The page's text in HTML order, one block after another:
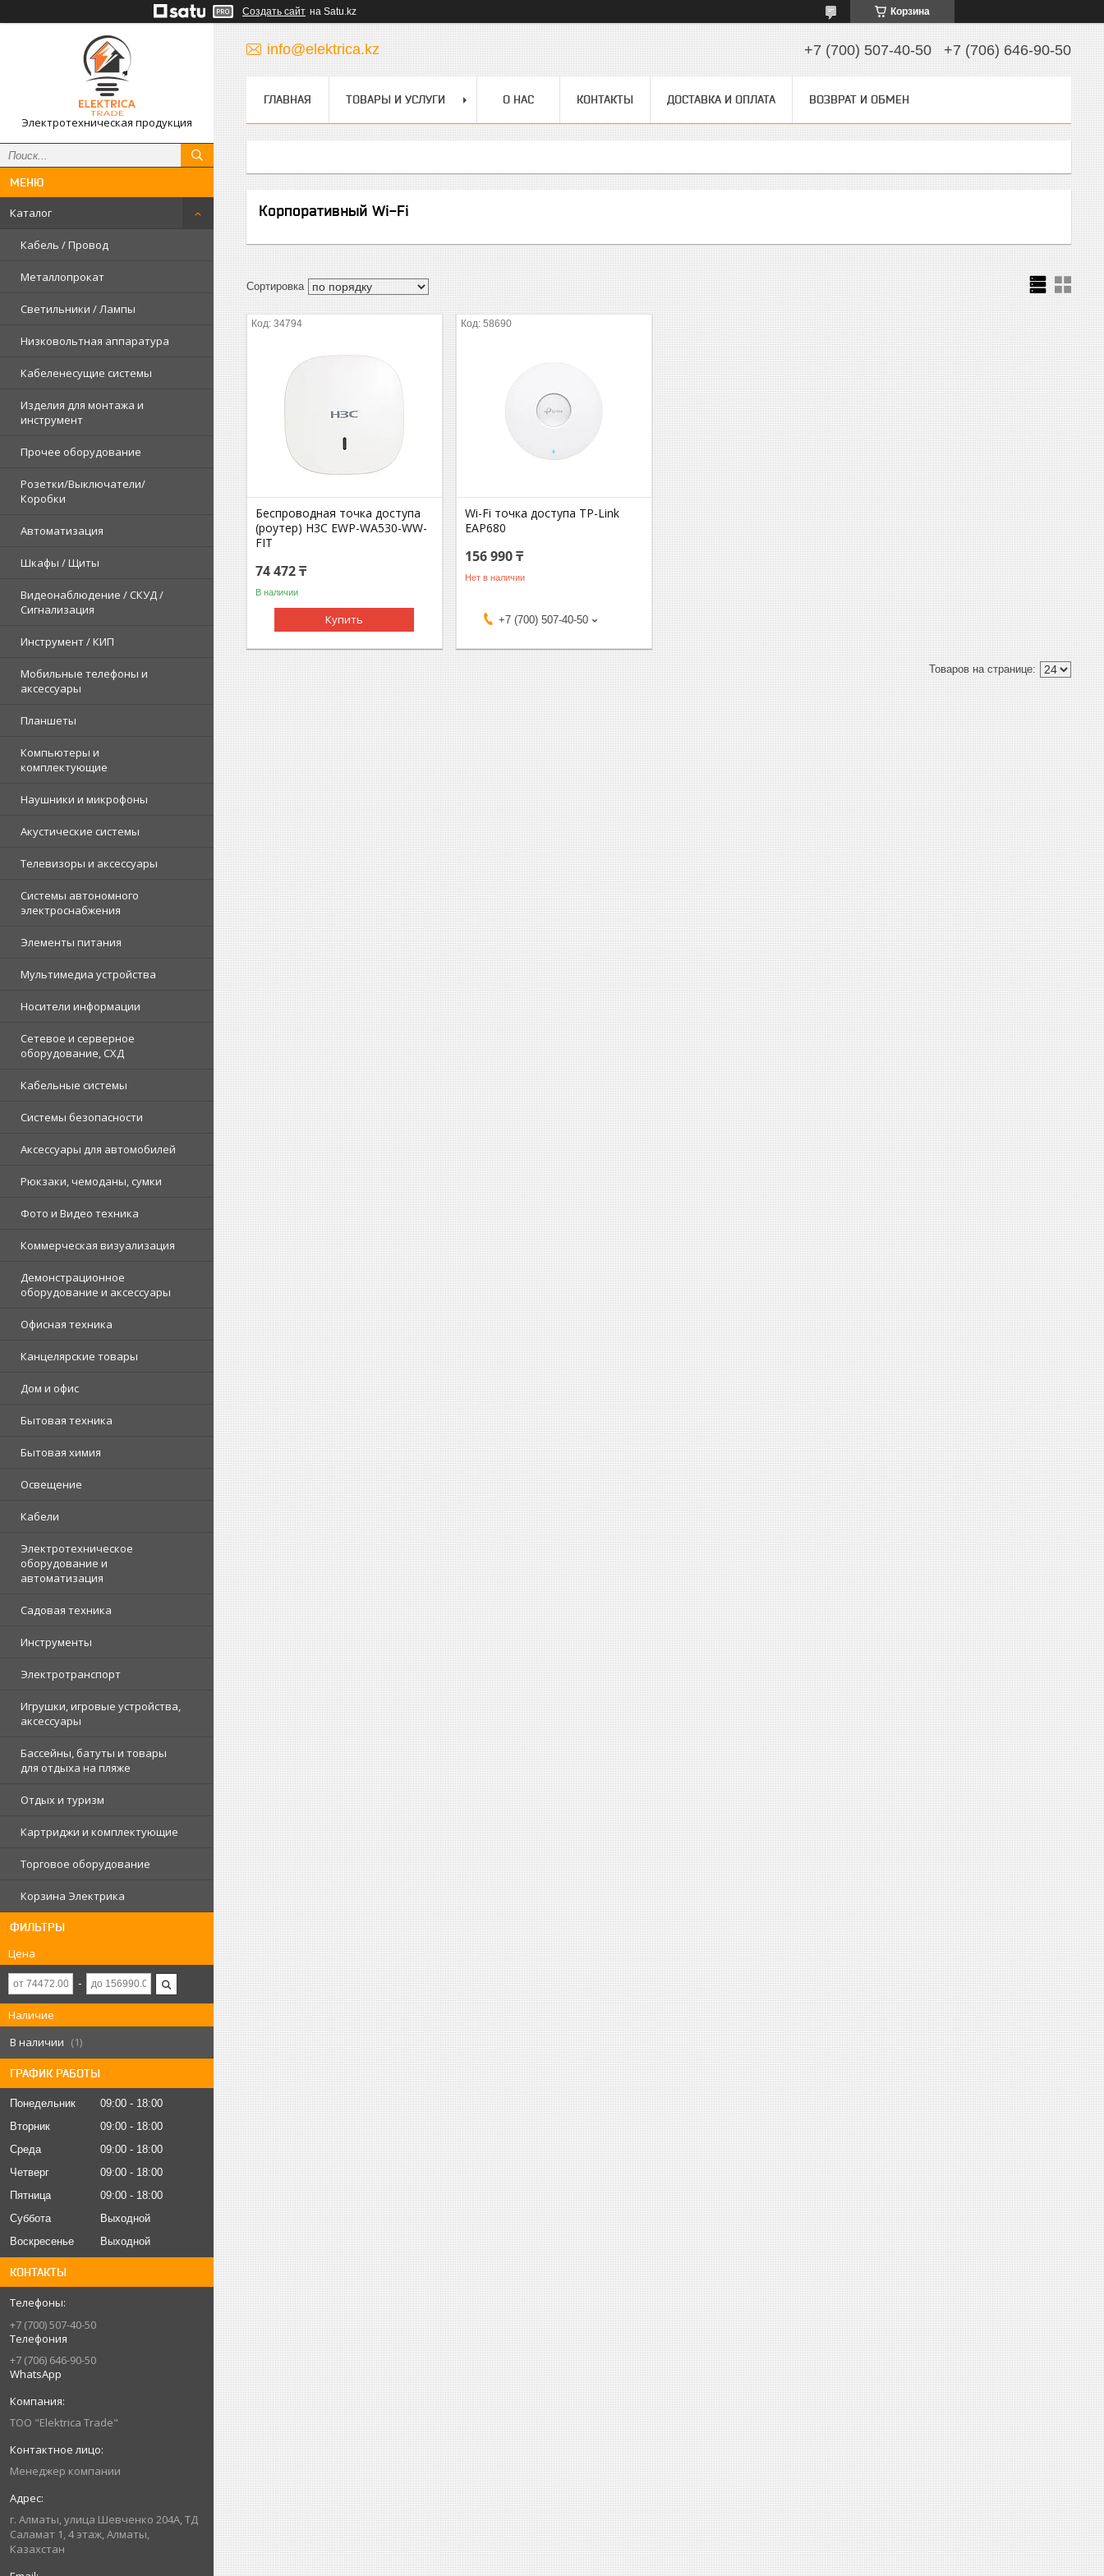
Создать сайт на Satu.kz Корзина
Электротехническая продукция
Каталог
Кабель / Провод
Металлопрокат
Светильники / Лампы
Низковольтная аппаратура
Кабеленесущие системы
Изделия для монтажа и
инструмент
Прочее оборудование
Розетки/Выключатели/
Коробки
Автоматизация
Шкафы / Щиты
Видеонаблюдение / СКУД /
Сигнализация
Инструмент / КИП
Мобильные телефоны и
аксессуары
Планшеты
Компьютеры и
комплектующие
Наушники и микрофоны
Акустические системы
Телевизоры и аксессуары
Системы автономного
электроснабжения
Элементы питания
Мультимедиа устройства
Носители информации
Сетевое и серверное
оборудование, СХД
Кабельные системы
Системы безопасности
Аксессуары для автомобилей
Рюкзаки, чемоданы, сумки
Фото и Видео техника
Коммерческая визуализация
Демонстрационное
оборудование и аксессуары
Офисная техника
Канцелярские товары
Дом и офис
Бытовая техника
Бытовая химия
Освещение
Кабели
Электротехническое
оборудование и
автоматизация
Садовая техника
Инструменты
Электротранспорт
Игрушки, игровые устройства,
аксессуары
Бассейны, батуты и товары
для отдыха на пляже
Отдых и туризм
Картриджи и комплектующие
Торговое оборудование
Корзина Электрика
ФИЛЬТРЫ
Цена
Наличие
В наличии
1
ГРАФИК РАБОТЫ
Понедельник 09:00
18:00
Вторник
09:00
18:00
Среда
09:00
18:00
Четверг
09:00
18:00
Пятница
09:00
18:00
Суббота
Выходной
Воскресенье
Выходной
КОНТАКТЫ
+7 (700) 507-40-50
Телефония
+7 (706) 646-90-50
WhatsApp
ТОО "Elektrica Trade"
Менеджер компании
г. Алматы, улица Шевченко 204А, ТД
Саламат 1, 4 этаж, Алматы,
Казахстан
info@elektrica.kz +7 (700) 507-40-50 +7 (706) 646-90-50
ГЛАВНАЯ ТОВАРЫ И УСЛУГИ О НАС КОНТАКТЫ ДОСТАВКА И ОПЛАТА ВОЗВРАТ И ОБМЕН
Корпоративный Wi-Fi
34794
Беспроводная точка доступа
(роутер) H3C EWP-WA530-WW-
FIT
74 472 ₸
В наличии
Купить
58690
Wi-Fi точка доступа TP-Link
EAP680
156 990 ₸
Нет в наличии
+7 (700) 507-40-50